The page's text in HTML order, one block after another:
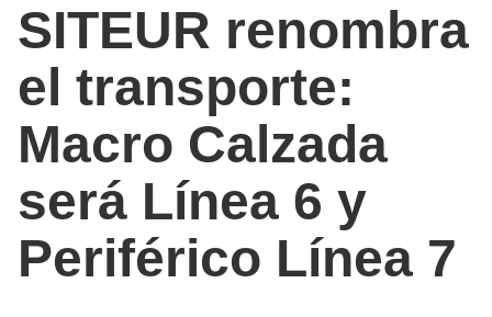
SITEUR renombra
el transporte:
Macro Calzada
será Línea 6 y
Periférico Línea 7